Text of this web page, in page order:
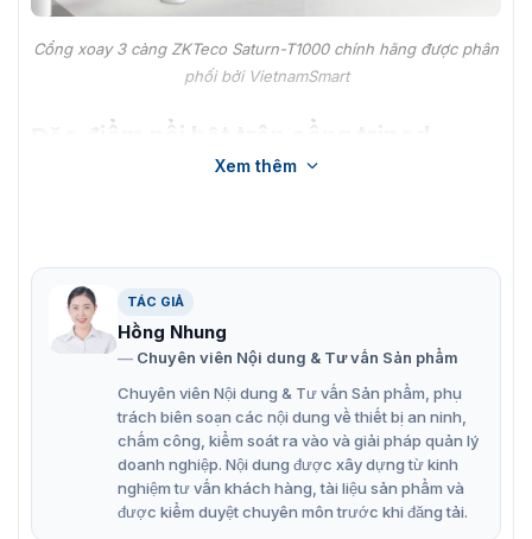
Cổng xoay 3 càng ZKTeco Saturn-T1000 chính hãng được phân
phối bởi VietnamSmart
Khả năng chịu tải lớn, tuổi thọ cơ học lên đến 2 triệu lần
(MCBF ≥ 2M).
Tự động thả tay xoay khi mất điện hoặc báo cháy, đảm
bảo sơ tán khẩn cấp.
Trang bị chống bám đuôi (anti-tailgate) giúp ngăn chặn
truy cập trái phép.
Làn rộng 550mm, lưu lượng thông hành: RFID/QR code:
25 người/phút, nhận diện khuôn mặt: 15 người/phút
Độ ồn thấp dưới 65dB, vận hành êm ái.
Xem thêm
TÁC GIẢ
Hồng Nhung
Chuyên viên Nội dung & Tư vấn Sản phẩm
Chuyên viên Nội dung & Tư vấn Sản phẩm, phụ
trách biên soạn các nội dung về thiết bị an ninh,
chấm công, kiểm soát ra vào và giải pháp quản lý
doanh nghiệp. Nội dung được xây dựng từ kinh
nghiệm tư vấn khách hàng, tài liệu sản phẩm và
được kiểm duyệt chuyên môn trước khi đăng tải.